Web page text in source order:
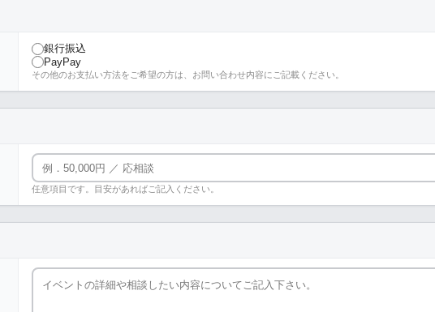
銀行振込
PayPay
その他のお支払い方法をご希望の方は、お問い合わせ内容にご記載ください。
任意項目です。目安があればご記入ください。